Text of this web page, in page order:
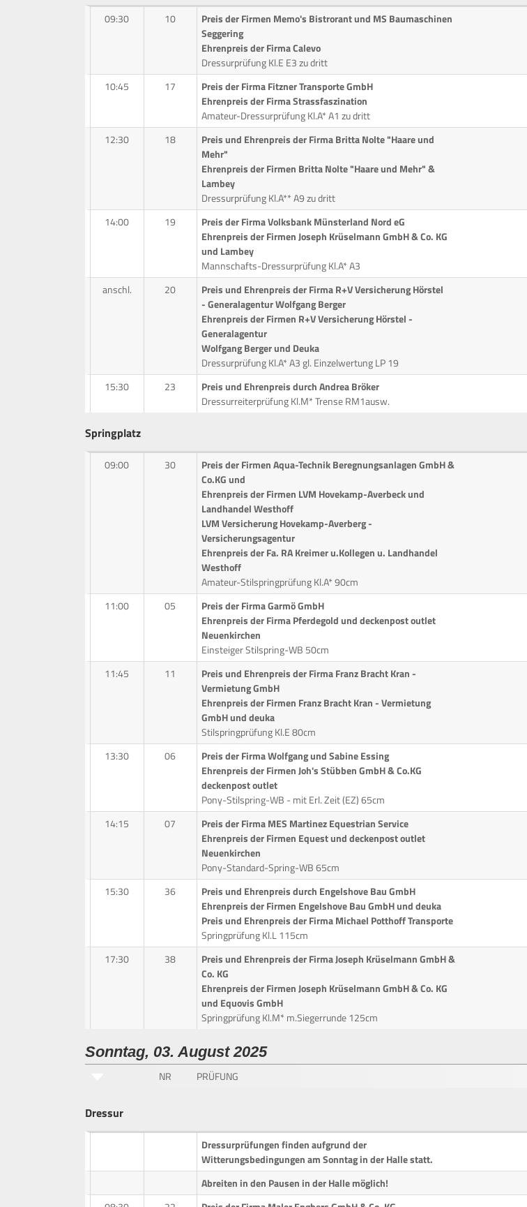
09:30 10
Preis der Firmen Memo's Bistrorant und MS Baumaschinen
Seggering
Ehrenpreis der Firma Calevo
Dressurprüfung Kl.E E3 zu dritt
10:45
17
Preis der Firma Fitzner Transporte GmbH
Ehrenpreis der Firma Strassfaszination
Amateur-Dressurprüfung Kl.A* A1 zu dritt
12:30
18
Preis und Ehrenpreis der Firma Britta Nolte "Haare und
Mehr"
Ehrenpreis der Firmen Britta Nolte "Haare und Mehr" &
Lambey
Dressurprüfung Kl.A** A9 zu dritt
14:00
19
Preis der Firma Volksbank Münsterland Nord eG
Ehrenpreis der Firmen Joseph Krüselmann GmbH & Co. KG
und Lambey
Mannschafts-Dressurprüfung Kl.A* A3
anschl.
20
Preis und Ehrenpreis der Firma R+V Versicherung Hörstel
- Generalagentur Wolfgang Berger
Ehrenpreis der Firmen R+V Versicherung Hörstel -
Generalagentur
Wolfgang Berger und Deuka
Dressurprüfung Kl.A* A3 gl. Einzelwertung LP 19
15:30
23
Preis und Ehrenpreis durch Andrea Bröker
Dressurreiterprüfung Kl.M* Trense RM1ausw.
Springplatz
09:00 30
Preis der Firmen Aqua-Technik Beregnungsanlagen GmbH &
Co.KG und
Ehrenpreis der Firmen LVM Hovekamp-Averbeck und
Landhandel Westhoff
LVM Versicherung Hovekamp-Averberg -
Versicherungsagentur
Ehrenpreis der Fa. RA Kreimer u.Kollegen u. Landhandel
Westhoff
Amateur-Stilspringprüfung Kl.A* 90cm
11:00
05
Preis der Firma Garmö GmbH
Ehrenpreis der Firma Pferdegold und deckenpost outlet
Neuenkirchen
Einsteiger Stilspring-WB 50cm
11:45
11
Preis und Ehrenpreis der Firma Franz Bracht Kran -
Vermietung GmbH
Ehrenpreis der Firmen Franz Bracht Kran - Vermietung
GmbH und deuka
Stilspringprüfung Kl.E 80cm
13:30
06
Preis der Firma Wolfgang und Sabine Essing
Ehrenpreis der Firmen Joh's Stübben GmbH & Co.KG
deckenpost outlet
Pony-Stilspring-WB - mit Erl. Zeit (EZ) 65cm
14:15
07
Preis der Firma MES Martinez Equestrian Service
Ehrenpreis der Firmen Equest und deckenpost outlet
Neuenkirchen
Pony-Standard-Spring-WB 65cm
15:30
36
Preis und Ehrenpreis durch Engelshove Bau GmbH
Ehrenpreis der Firmen Engelshove Bau GmbH und deuka
Preis und Ehrenpreis der Firma Michael Potthoff Transporte
Springprüfung Kl.L 115cm
17:30
38
Preis und Ehrenpreis der Firma Joseph Krüselmann GmbH &
Co. KG
Ehrenpreis der Firmen Joseph Krüselmann GmbH & Co. KG
und Equovis GmbH
Springprüfung Kl.M* m.Siegerrunde 125cm
Sonntag, 03. August 2025
NR PRÜFUNG
Dressur
Dressurprüfungen finden aufgrund der
Witterungsbedingungen am Sonntag in der Halle statt.
Abreiten in den Pausen in der Halle möglich!